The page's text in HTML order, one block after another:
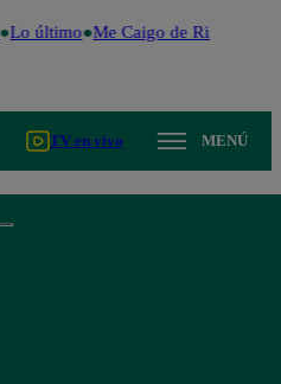
Lo último Me Caigo de Risa
TV en vivo MENÚ